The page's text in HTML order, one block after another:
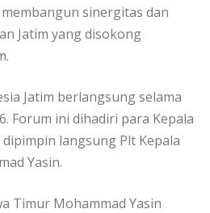
sinergitas dan
Jatim yang disokong
Jatim berlangsung selama
Forum ini dihadiri para Kepala
langsung Plt Kepala
Yasin.
Timur Mohammad Yasin